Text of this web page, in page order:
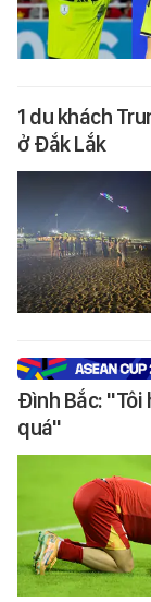
1 du khách
ở Đắk Lắk
Đình Bắc: "Tôi
quá"